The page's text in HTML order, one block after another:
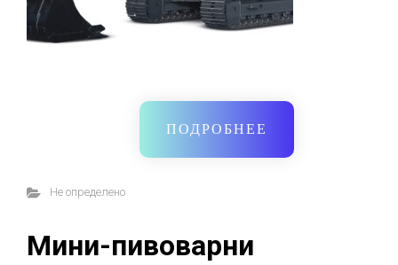
ПОДРОБНЕЕ
Не определено
Мини-пивоварни